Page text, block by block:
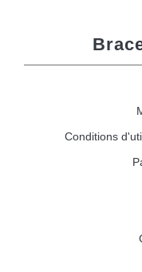
Conditions